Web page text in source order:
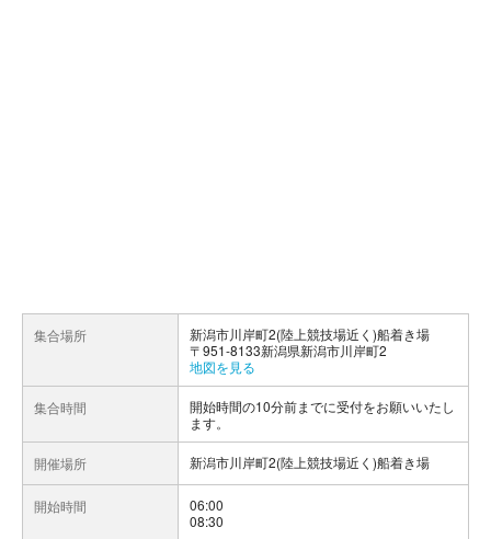
集合場所
新潟市川岸町2(陸上競技場近く)船着き場
〒951-8133新潟県新潟市川岸町2
地図を見る
集合時間
開始時間の10分前までに受付をお願いいたし
ます。
開催場所 新潟市川岸町2(陸上競技場近く)船着き場
開始時間
06:00
08:30